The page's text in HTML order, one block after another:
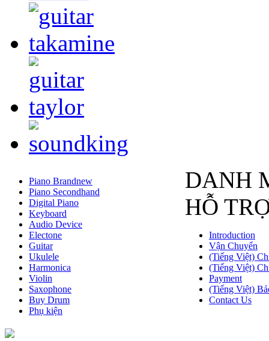
DANH
Piano Brandnew
Piano Secondhand
Digital Piano
Keyboard
Audio Device
Electone
Guitar
Ukulele
Harmonica
Violin
Saxophone
Buy Drum
Phụ kiện
HỖ
Introduction
Vận Chuyển
(Tiếng Việt)
(Tiếng Việt)
Payment
(Tiếng Việt)
Contact Us